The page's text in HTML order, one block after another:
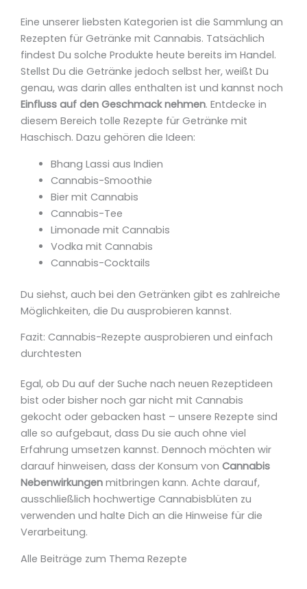
Eine unserer liebsten Kategorien ist die Sammlung an
Rezepten für Getränke mit Cannabis. Tatsächlich
findest Du solche Produkte heute bereits im Handel.
Stellst Du die Getränke jedoch selbst her, weißt Du
genau, was darin alles enthalten ist und kannst noch
Einfluss auf den Geschmack nehmen. Entdecke in
diesem Bereich tolle Rezepte für Getränke mit
Haschisch. Dazu gehören die Ideen:
Bhang Lassi aus Indien
Cannabis-Smoothie
Bier mit Cannabis
Cannabis-Tee
Limonade mit Cannabis
Vodka mit Cannabis
Cannabis-Cocktails
Du siehst, auch bei den Getränken gibt es zahlreiche
Möglichkeiten, die Du ausprobieren kannst.
Fazit: Cannabis-Rezepte ausprobieren und einfach
durchtesten
Egal, ob Du auf der Suche nach neuen Rezeptideen
bist oder bisher noch gar nicht mit Cannabis
gekocht oder gebacken hast – unsere Rezepte sind
alle so aufgebaut, dass Du sie auch ohne viel
Erfahrung umsetzen kannst. Dennoch möchten wir
darauf hinweisen, dass der Konsum von Cannabis
Nebenwirkungen mitbringen kann. Achte darauf,
ausschließlich hochwertige Cannabisblüten zu
verwenden und halte Dich an die Hinweise für die
Verarbeitung.
Alle Beiträge zum Thema Rezepte